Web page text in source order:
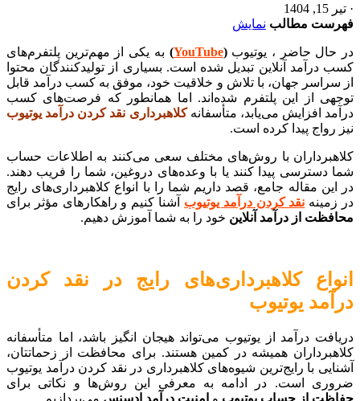
· تیر 15, 1404
فهرست مطالب نمایش
در حال حاضر ، یوتیوب(
YouTube
) به یکی از مهم‌ترین پلتفرم‌های
کسب درآمد آنلاین تبدیل شده است. بسیاری از تولیدکنندگان محتوا
از سراسر جهان، با تلاش و خلاقیت خود، موفق به کسب درآمد قابل
توجهی از این پلتفرم شده‌اند. اما همانطور که فرصت‌های کسب
درآمد افزایش می‌یابد، متأسفانهکلاهبرداری نقد کردن درآمد یوتیوب
نیز رواج پیدا کرده است.
کلاهبرداران با روش‌های مختلف سعی می‌کنند به اطلاعات حساب
شما دسترسی پیدا کنند یا با وعده‌های دروغین، شما را فریب دهند.
در این مقاله جامع، قصد داریم شما را با انواع کلاهبرداری‌های رایج
در زمینه نقد کردن درآمد یوتیوب آشنا کنیم و راهکارهای مؤثر برای
محافظت از درآمد آنلاین خود را به شما آموزش دهیم.
انواع کلاهبرداری‌های رایج در نقد کردن
درآمد یوتیوب
دریافت درآمد از یوتیوب می‌تواند هیجان انگیز باشد، اما متأسفانه
کلاهبرداران همیشه در کمین هستند. برای محافظت از زحماتتان،
آشنایی با رایج‌ترین شیوه‌های کلاهبرداری در نقد کردن درآمد یوتیوب
ضروری است. در ادامه به معرفی این روش‌ها و نکاتی برای
حفاظت از حساب یوتیوب و امنیت درآمد ادسنس می‌پردازیم.